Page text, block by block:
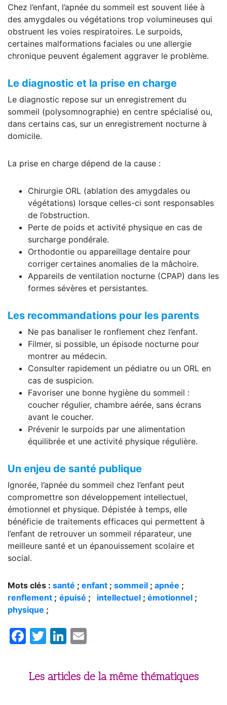
Chez l’enfant, l’apnée du sommeil est souvent liée à
des amygdales ou végétations trop volumineuses qui
obstruent les voies respiratoires. Le surpoids,
certaines malformations faciales ou une allergie
chronique peuvent également aggraver le problème.
Le diagnostic et la prise en charge
Le diagnostic repose sur un enregistrement du
sommeil (polysomnographie) en centre spécialisé ou,
dans certains cas, sur un enregistrement nocturne à
domicile.
La prise en charge dépend de la cause :
Chirurgie ORL (ablation des amygdales ou
végétations) lorsque celles-ci sont responsables
de l’obstruction.
Perte de poids et activité physique en cas de
surcharge pondérale.
Orthodontie ou appareillage dentaire pour
corriger certaines anomalies de la mâchoire.
Appareils de ventilation nocturne (CPAP) dans les
formes sévères et persistantes.
Les recommandations pour les parents
Ne pas banaliser le ronflement chez l’enfant.
Filmer, si possible, un épisode nocturne pour
montrer au médecin.
Consulter rapidement un pédiatre ou un ORL en
cas de suspicion.
Favoriser une bonne hygiène du sommeil :
coucher régulier, chambre aérée, sans écrans
avant le coucher.
Prévenir le surpoids par une alimentation
équilibrée et une activité physique régulière.
Un enjeu de santé publique
Ignorée, l’apnée du sommeil chez l’enfant peut
compromettre son développement intellectuel,
émotionnel et physique. Dépistée à temps, elle
bénéficie de traitements efficaces qui permettent à
l’enfant de retrouver un sommeil réparateur, une
meilleure santé et un épanouissement scolaire et
social.
Mots clés : santé ; enfant ; sommeil ; apnée ;
renflement ; épuisé ; intellectuel ; émotionnel ;
physique ;
Facebook
TwitterLinkedIn
Les articles de la même thématiques